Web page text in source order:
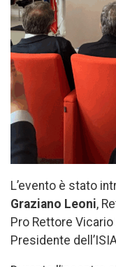
L’evento è stato
Graziano Leoni,
Pro Rettore Vicario
Presidente